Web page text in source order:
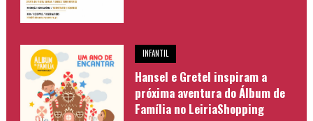
INFANTIL
Hansel e Gretel inspiram a
próxima aventura do Álbum de
Família no LeiriaShopping